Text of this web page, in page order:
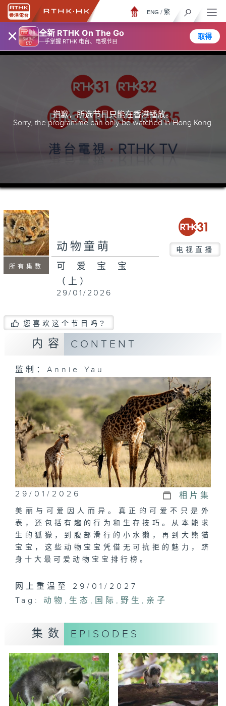
× 全新 RTHK On The Go
一手掌握 RTHK 电台、电视节目
取得
ENG / 繁
抱歉，所选节目只能在香港播放。
Sorry, the programme can only be watched in Hong Kong.
所有集数
动物童萌 电视直播
可爱宝宝
（上）
29/01/2026
您喜欢这个节目吗?
内容 CONTENT
监制：Annie Yau
29/01/2026 相片集
美丽与可爱因人而异。真正的可爱不只是外
表，还包括有趣的行为和生存技巧。从本能求
生的狐獴，到腹部滑行的小水獭，再到大熊猫
宝宝，这些动物宝宝凭借无可抗拒的魅力，跻
身十大最可爱动物宝宝排行榜。
网上重温至 29/01/2027
Tag:
动物 , 生态 , 国际 , 野生 , 亲子
集数 EPISODES